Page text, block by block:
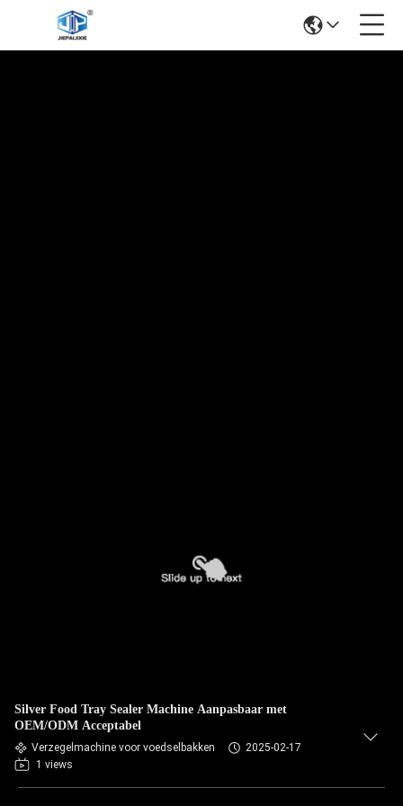
Silver Food Tray Sealer Machine Aanpasbaar met
OEM/ODM Acceptabel
Verzegelmachine voor voedselbakken
2025-02-17
1 views